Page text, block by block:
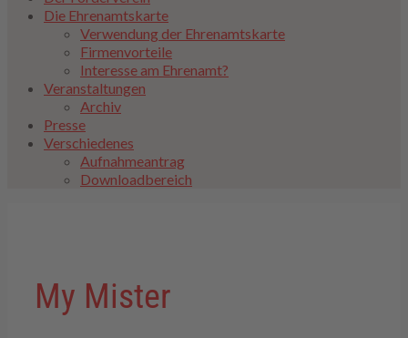
Die Ehrenamtskarte
Verwendung der Ehrenamtskarte
Firmenvorteile
Interesse am Ehrenamt?
Veranstaltungen
Archiv
Presse
Verschiedenes
Aufnahmeantrag
Downloadbereich
My Mister